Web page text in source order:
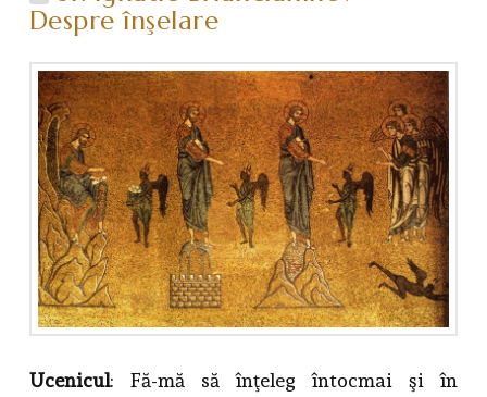
Despre înşelare
Ucenicul: Fă-mă să înţeleg întocmai şi în